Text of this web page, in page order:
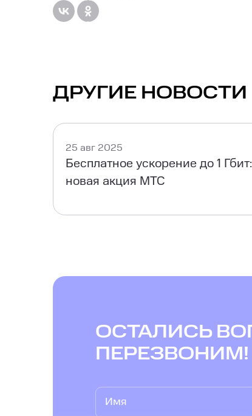
ДРУГИЕ НОВОСТИ
25 авг 2025
Бесплатное ускорение до 1 Гбит:
новая акция МТС
ОСТАЛИСЬ
ПЕРЕЗВОНИМ!